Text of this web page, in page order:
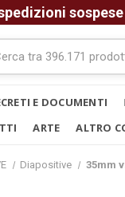
E DOCUMENTI
ARTE ALTRO
Diapositive 35mm